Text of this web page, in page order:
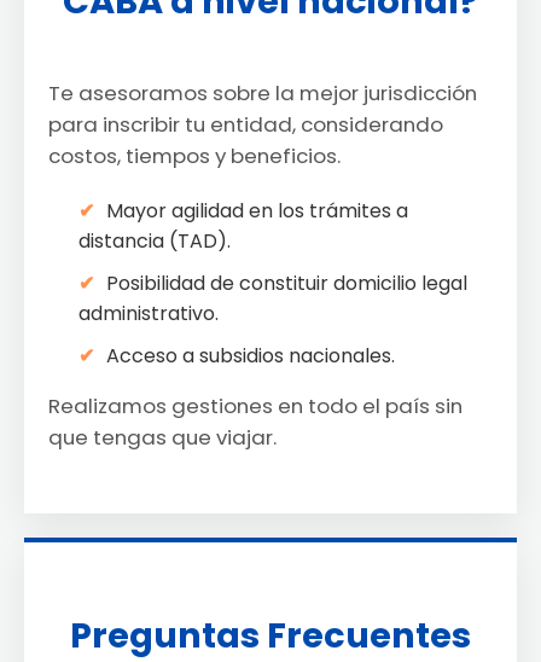
Te asesoramos sobre la mejor jurisdicción
para inscribir tu entidad, considerando
costos, tiempos y beneficios.
Mayor agilidad en los trámites a
distancia (TAD).
Posibilidad de constituir domicilio legal
administrativo.
Acceso a subsidios nacionales.
Realizamos gestiones en todo el país sin
que tengas que viajar.
Preguntas Frecuentes